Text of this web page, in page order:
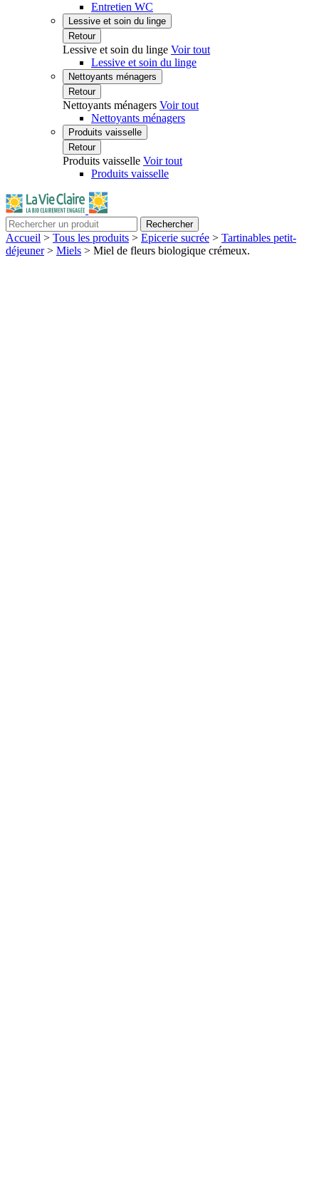
Entretien WC
Lessive et soin du linge
Retour
Lessive et soin du linge Voir tout
Lessive et soin du linge
Nettoyants ménagers
Retour
Nettoyants ménagers Voir tout
Nettoyants ménagers
Produits vaisselle
Retour
Produits vaisselle Voir tout
Produits vaisselle
Rechercher
Accueil > Tous les produits > Epicerie sucrée > Tartinables petit-
déjeuner> Miels > Miel de fleurs biologique crémeux.